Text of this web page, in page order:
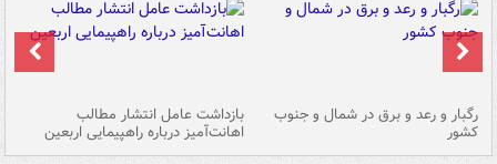
رگبار و رعد و برق در شمال و جنوب
کشور
بازداشت عامل انتشار مطالب
اهانت‌آمیز درباره راهپیمایی اربعین